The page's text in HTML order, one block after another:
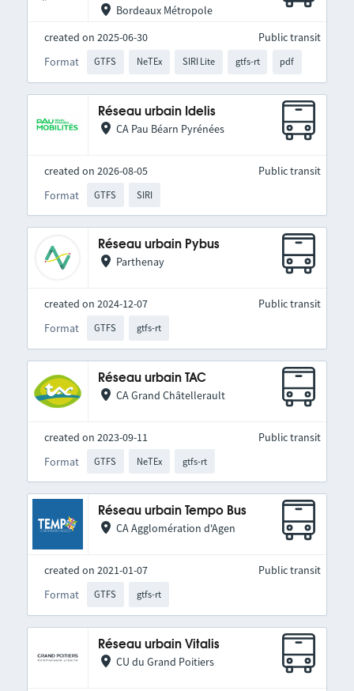
Bordeaux Métropole
created on 2025-06-30
Format
GTFS NeTEx SIRI Lite gtfs-rt pdf
Public transit
Réseau urbain Idelis
CA Pau Béarn Pyrénées
created on 2026-08-05
Format
GTFS SIRI
Public transit
Réseau urbain Pybus
Parthenay
created on 2024-12-07
Format
GTFS gtfs-rt
Public transit
Réseau urbain TAC
CA Grand Châtellerault
created on 2023-09-11
Format
GTFS NeTEx gtfs-rt
Public transit
Réseau urbain Tempo Bus
CA Agglomération d'Agen
created on 2021-01-07
Format
GTFS gtfs-rt
Public transit
Réseau urbain Vitalis
CU du Grand Poitiers